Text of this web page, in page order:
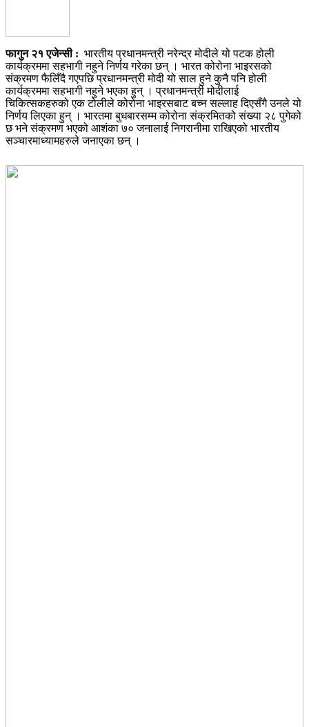
फागुन २१ एजेन्सी : भारतीय प्रधानमन्त्री नरेन्द्र मोदीले यो पटक होली
कार्यक्रममा सहभागी नहुने निर्णय गरेका छन् । भारत कोरोना भाइरसको
संक्रमण फैलिँदै गएपछि प्रधानमन्त्री मोदी यो साल हुने कुनै पनि होली
कार्यक्रममा सहभागी नहुने भएका हुन् । प्रधानमन्त्री मोदीलाई
चिकित्सकहरुको एक टोलीले कोरोना भाइरसबाट बच्न सल्लाह दिएसँगै उनले यो
निर्णय लिएका हुन् । भारतमा बुधबारसम्म कोरोना संक्रमितको संख्या २८ पुगेको
छ भने संक्रमण भएको आशंका ७० जनालाई निगरानीमा राखिएको भारतीय
सञ्चारमाध्यामहरुले जनाएका छन् ।